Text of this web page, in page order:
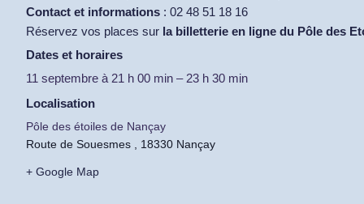
Contact et informations : 02 48 51 18 16
Réservez vos places sur la billetterie en ligne du Pôle des
Dates et horaires
11 septembre à21 h 00 min –23 h 30 min
Localisation
Pôle des étoiles de Nançay
Route de Souesmes , 18330 Nançay
+ Google Map